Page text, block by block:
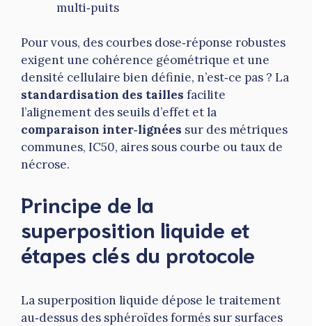
multi‑puits
Pour vous, des courbes dose‑réponse robustes
exigent une cohérence géométrique et une
densité cellulaire bien définie, n’est‑ce pas ? La
standardisation des tailles facilite
l’alignement des seuils d’effet et la
comparaison inter‑lignées sur des métriques
communes, IC50, aires sous courbe ou taux de
nécrose.
Principe de la
superposition liquide et
étapes clés du protocole
La superposition liquide dépose le traitement
au‑dessus des sphéroïdes formés sur surfaces